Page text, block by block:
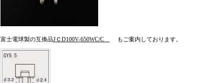
富士電球製の互換品JＣD100V-650WC/C もご案内しております。